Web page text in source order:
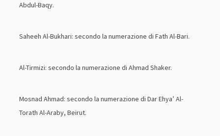
Abdul-Baqy.
Saheeh Al-Bukhari: secondo la numerazione di Fath Al-Bari.
Al-Tirmizi: secondo la numerazione di Ahmad Shaker.
Mosnad Ahmad: secondo la numerazione di Dar Ehya’ Al-
Torath Al-Araby, Beirut.